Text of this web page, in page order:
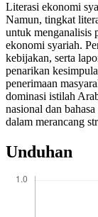
Literasi ekonomi
Namun, tingkat
untuk menganalisis
ekonomi syariah.
kebijakan, serta
penarikan
penerimaan
dominasi istilah
nasional dan
dalam merancang
Unduhan